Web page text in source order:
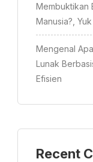
Membuktikan
Manusia?,
Mengenal
Lunak
Efisien
Recent